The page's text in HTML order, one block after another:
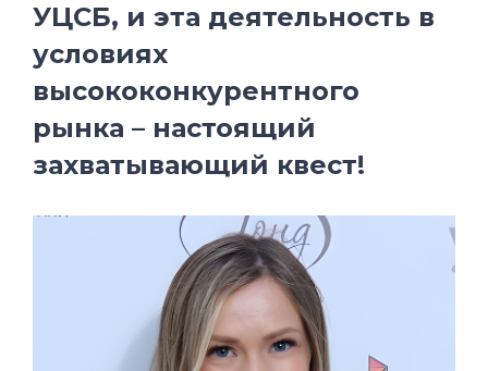
УЦСБ, и эта деятельность в
условиях
высококонкурентного
рынка – настоящий
захватывающий квест!